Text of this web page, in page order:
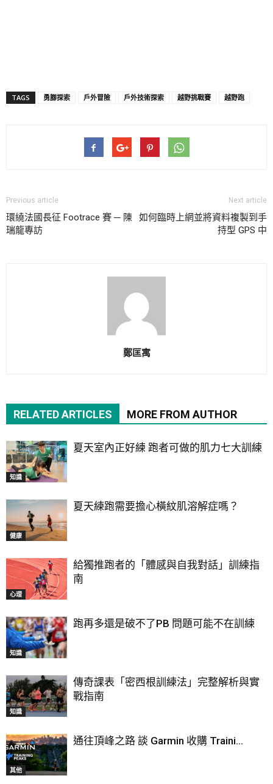
TAGS 勇腳探索 戶外冒險 戶外技術探索 越野挑戰賽 越野跑
Previous article
環繞法國長征 Footrace 賽 ─ 陳
瑞龍專訪
Next article
如何臨時上網並將資料複製到手
持型 GPS 中
鄭匡寓
RELATED ARTICLES MORE FROM AUTHOR
知識
夏天室內正好練 跑者可做的肌力七大訓練
健康
夏天練跑需要擔心橫紋肌溶解症嗎？
心理
給獨推跑者的「體感與自我對話」訓練指
南
知識
跑再多還是破不了PB 問題可能不在訓練
知識
傳奇課表「密西根訓練法」完整解析與實
戰指南
其他
通往頂峰之路 談 Garmin 收購 Traini...